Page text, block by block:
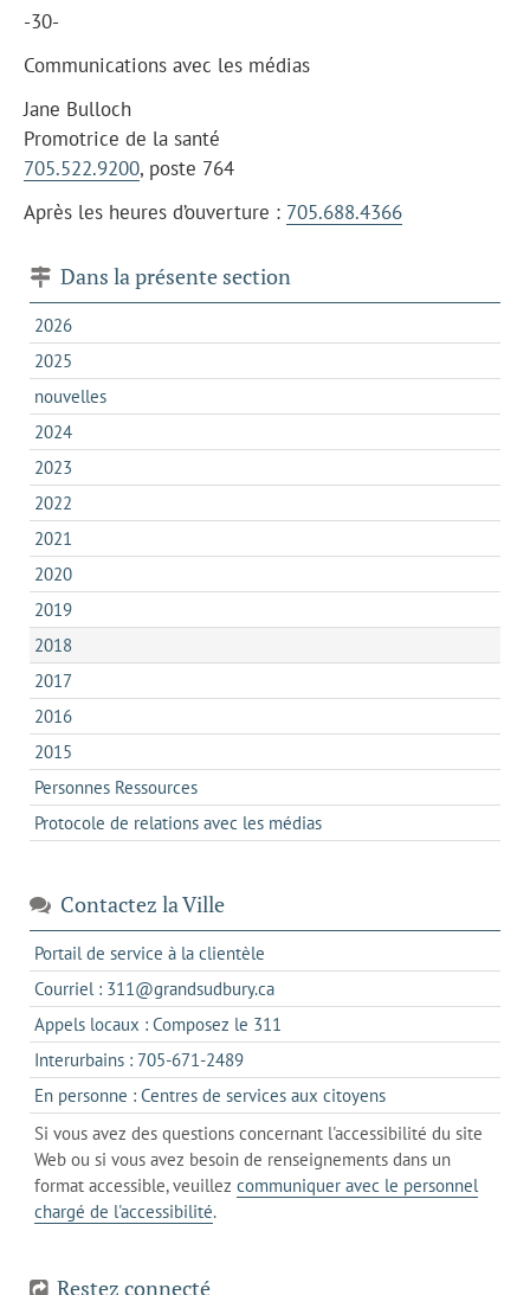
-30-
Communications avec les médias
Jane Bulloch
Promotrice de la santé
705.522.9200, poste 764
Après les heures d’ouverture : 705.688.4366
Dans la présente section
2026
2025
nouvelles
2024
2023
2022
2021
2020
2019
2018
2017
2016
2015
Personnes Ressources
Protocole de relations avec les médias
Contactez la Ville
Portail de service à la clientèle
dans
un
nouvel
Courriel : 311@grandsudbury.cas'ouvre
dans
votre
de
messagerie
Appels locaux : Composez le 311
dans
un
client
de
votre
téléphone
Interurbains : 705-671-2489s'ouvre
dans
un
client
de
votre
En personne : Centres de services aux citoyenss'ouvre
dans
l'onglet
actuel
Si vous avez des questions concernant l'accessibilité du site
Web ou si vous avez besoin de renseignements dans un
format accessible, veuillez communiquer avec le personnel
chargé de l'accessibilité.
Restez connecté